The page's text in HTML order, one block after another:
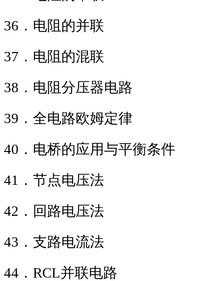
36 ．电阻的
37 ．电阻的
38 ．电阻分压器
39 ．全电路欧姆
40 ．电桥的应用与平
41 ．节点电
42 ．回路电压法
43 ．支路电
44 ． RCL并联电路